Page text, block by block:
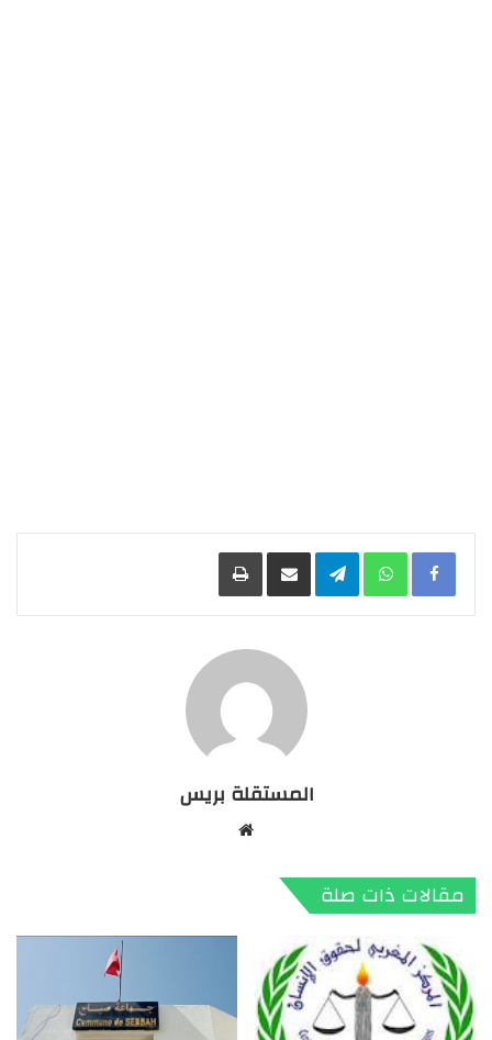
Facebook
WhatsApp
Telegramمشاركة عبر البريد طباعة
المستقلة بريس
مقالات ذات صلة